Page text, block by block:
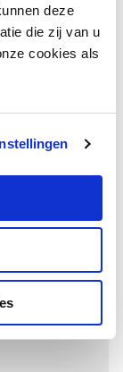
deze
die zij van u
cookies als